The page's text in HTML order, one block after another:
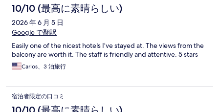
10/10 (最高に素晴らしい)
2026 年 6 月 5 日
Google で翻訳
Easily one of the nicest hotels I’ve stayed at. The views from the
balcony are worth it. The staff is friendly and attentive. 5 stars
Carlos、3 泊旅行
宿泊者限定の口コミ